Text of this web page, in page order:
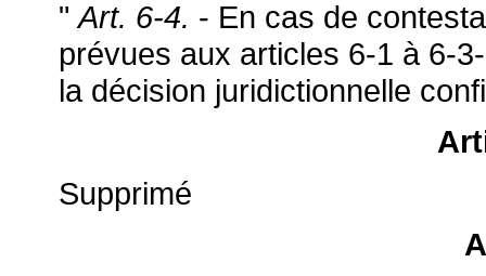
"Art. 6-4. - En cas de
prévues aux articles 6-1 à 6-
la décision juridictionnelle
Supprimé